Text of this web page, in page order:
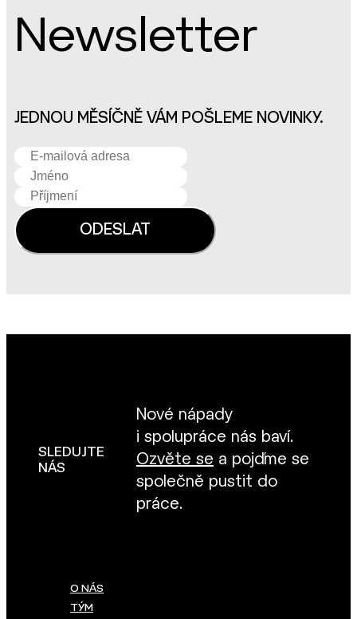
Newsletter
JEDNOU MĚSÍČNĚ VÁM POŠLEME NOVINKY.
SLEDUJTE
NÁS
Nové nápady
i spolupráce nás baví.
Ozvěte se a pojďme se
společně pustit do
práce.
O NÁS
TÝM